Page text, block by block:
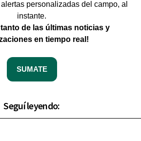
personalizadas del campo, al
instante.
tanto de las últimas noticias y
en tiempo real!
SUMATE
Seguí leyendo: